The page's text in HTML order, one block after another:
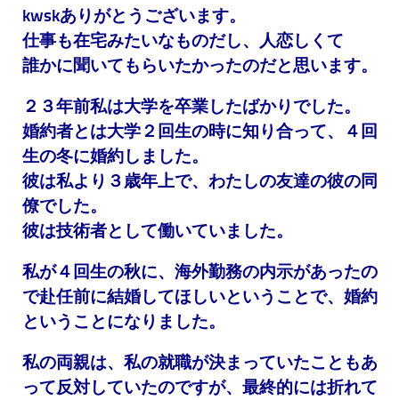
kwskありがとうございます。
仕事も在宅みたいなものだし、人恋しくて
誰かに聞いてもらいたかったのだと思います。
２３年前私は大学を卒業したばかりでした。
婚約者とは大学２回生の時に知り合って、４回
生の冬に婚約しました。
彼は私より３歳年上で、わたしの友達の彼の同
僚でした。
彼は技術者として働いていました。
私が４回生の秋に、海外勤務の内示があったの
で赴任前に結婚してほしいということで、婚約
ということになりました。
私の両親は、私の就職が決まっていたこともあ
って反対していたのですが、最終的には折れて